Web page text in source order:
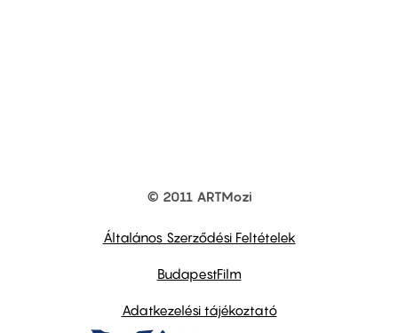
© 2011 ARTMozi
Általános Szerződési Feltételek
BudapestFilm
Adatkezelési tájékoztató